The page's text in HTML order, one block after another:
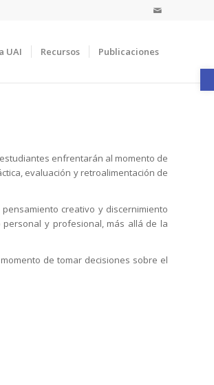
UAI Recursos Publicaciones
enfrentarán al momento de
evaluación y retroalimentación de
creativo y discernimiento
y profesional, más allá de la
de tomar decisiones sobre el